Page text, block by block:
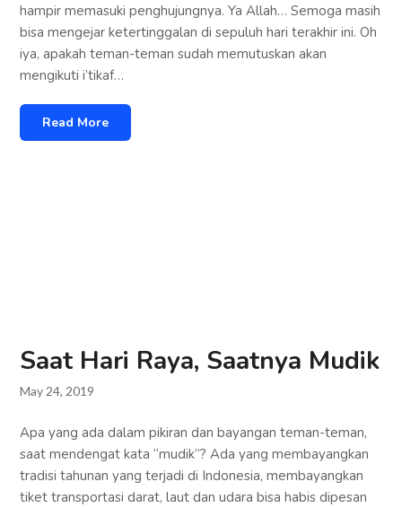
hampir memasuki penghujungnya. Ya Allah… Semoga masih
bisa mengejar ketertinggalan di sepuluh hari terakhir ini. Oh
iya, apakah teman-teman sudah memutuskan akan
mengikuti i’tikaf…
Read More
Saat Hari Raya, Saatnya Mudik
May 24, 2019
Apa yang ada dalam pikiran dan bayangan teman-teman,
saat mendengat kata “mudik”? Ada yang membayangkan
tradisi tahunan yang terjadi di Indonesia, membayangkan
tiket transportasi darat, laut dan udara bisa habis dipesan